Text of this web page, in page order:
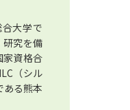
大学で
研究を備
家資格合
（シル
ある熊本